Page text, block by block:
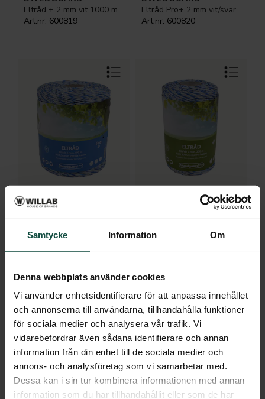
Samtycke Information Om
Denna webbplats använder cookies
Vi använder enhetsidentifierare för att anpassa innehållet
och annonserna till användarna, tillhandahålla funktioner
för sociala medier och analysera vår trafik. Vi
vidarebefordrar även sådana identifierare och annan
information från din enhet till de sociala medier och
annons- och analysföretag som vi samarbetar med.
Dessa kan i sin tur kombinera informationen med annan
information som du har tillhandahållit eller som de har
Eltråd + 2 mm vit 1000 m 3x0,30
Art.nr: 600819
Eltråd Pro+ 2 mm vit/svart 500 m 6x0,30
Art.nr: 600820
SWEDGUARD
Eltråd Pro+ 2 mm blå/vit 400 m 9x0,20
Art.nr:600821
Eltråd + 2 mm vit/blå 200 m 6x0,20
Art.nr: